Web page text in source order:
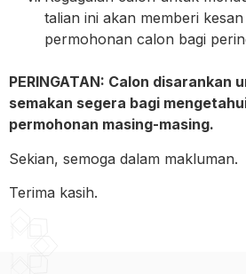
talian ini akan memberi
permohonan calon bagi
PERINGATAN: Calon disarankan
semakan segera bagi
permohonan masing-masing.
Sekian, semoga dalam makluman.
Terima kasih.